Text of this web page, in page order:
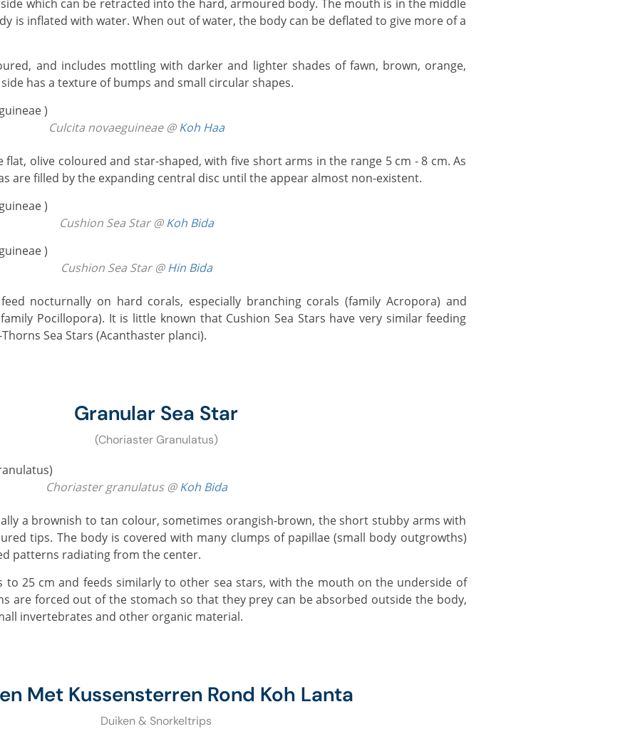
which can be retracted into the hard, armoured body. The mouth is in the middle
is inflated with water. When out of water, the body can be deflated to give more of a
has a texture of bumps and small circular shapes.
Culcita novaeguineae @Koh Haa
are filled by the expanding central disc until the appear almost non-existent.
Cushion Sea Star @Koh Bida
Cushion Sea Star @Hin Bida
Pocillopora). It is little known that Cushion Sea Stars have very similar feeding
Sea Stars (Acanthaster planci).
Granular Sea Star
(Choriaster Granulatus)
Choriaster granulatus @Koh Bida
tips. The body is covered with many clumps of papillae (small body outgrowths)
patterns radiating from the center.
are forced out of the stomach so that they prey can be absorbed outside the body,
invertebrates and other organic material.
Met Kussensterren Rond Koh Lanta
Duiken & Snorkeltrips